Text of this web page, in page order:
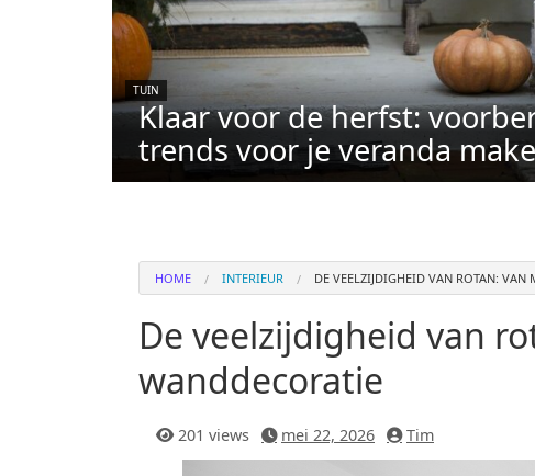
TUIN
Klaar voor de herfst:
trends voor je veranda
HOME INTERIEUR DE VEELZIJDIGHEID VAN ROTAN: VAN
De veelzijdigheid van
wanddecoratie
201 views mei 22, 2026 Tim